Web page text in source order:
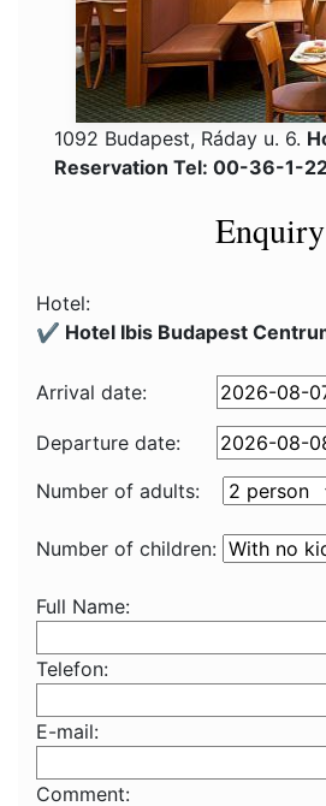
1092 Budapest, Ráday u. 6.
Reservation Tel: 00-36-1-
Enquiry
Hotel:
✔️ Hotel Ibis Budapest
Arrival date:
Departure date:
Number of adults:
Number of children:
Full Name:
Telefon:
E-mail:
Comment: